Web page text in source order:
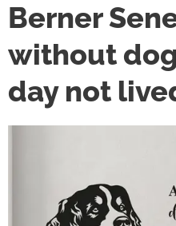
Berner
without dog
day not